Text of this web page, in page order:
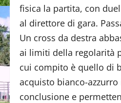
fisica la partita, con
al direttore di gara.
Un cross da destra
ai limiti della regolarità
cui compito è quello di
acquisto bianco-
conclusione e